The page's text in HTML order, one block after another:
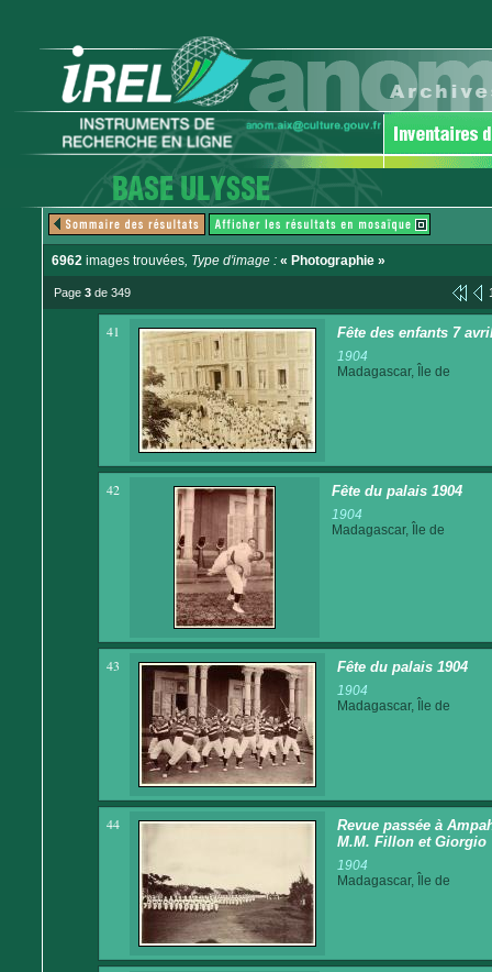
6962 images trouvées, Type d'image : « Photographie »
Page 3 de 349
41 Fête des enfants 7
1904
Madagascar, Île de
42 Fête du palais 1904
1904
Madagascar, Île de
43 Fête du palais 1904
1904
Madagascar, Île de
44
Revue passée à
M.M. Fillon et Giorgio
1904
Madagascar, Île de